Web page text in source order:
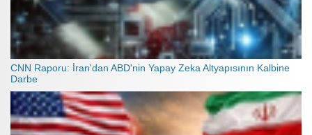
CNN Raporu: İran'dan ABD'nin Yapay Zeka Altyapısının Kalbine
Darbe